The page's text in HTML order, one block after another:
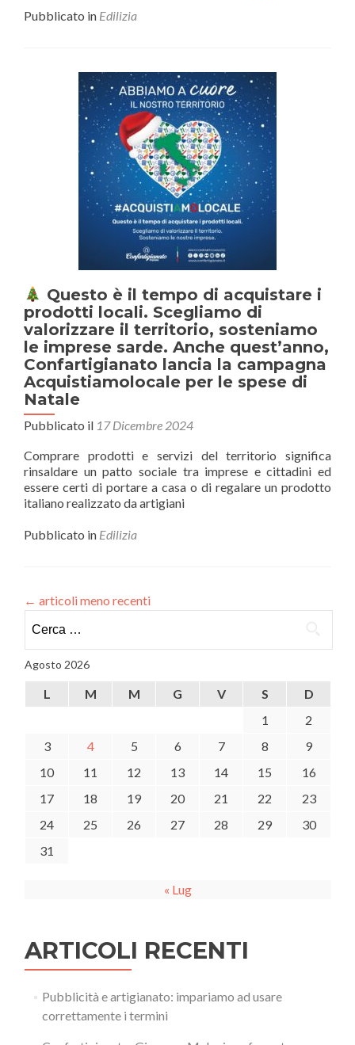
2025
–
Il
Presidente
Granelli:
“La
manovra
mantiene
equilibrio
tra
provvedimenti
per
artigiani
e
Mpi
Pubblicato in Edilizia
Questo è il tempo di acquistare i
prodotti locali. Scegliamo di
valorizzare il territorio, sosteniamo
le imprese sarde. Anche quest’anno,
Confartigianato lancia la campagna
Acquistiamolocale per le spese di
Natale
Pubblicato il 17 Dicembre 2024
Comprare prodotti e servizi del territorio significa
rinsaldare un patto sociale tra imprese e cittadini ed
essere certi di portare a casa o di regalare un prodotto
italiano realizzato da artigiani
Pubblicato in Edilizia
← articoli meno recenti
per:
Agosto 2026
L M M G V S
D
1
2
3
4 5 6 7 8
9
10
11 12 13 14 15
16
17
18 19 20 21 22
23
24
25 26 27 28 29
30
31
« Lug
ARTICOLI RECENTI
Pubblicità e artigianato: impariamo ad usare
correttamente i termini